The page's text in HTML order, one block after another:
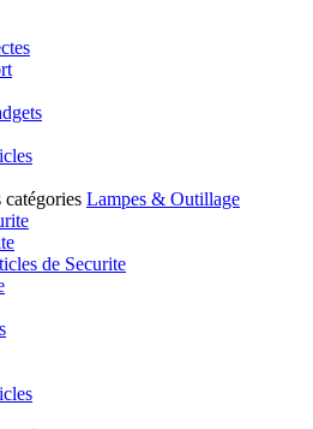
catégories Lampes & Outillage
de Securite